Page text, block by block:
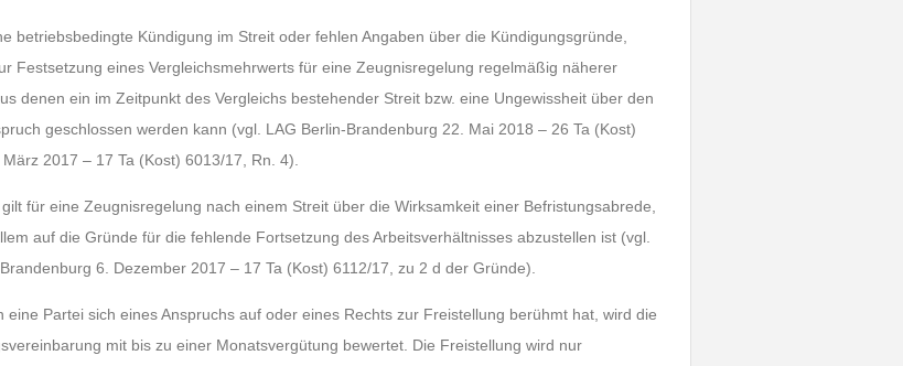
betriebsbedingte Kündigung im Streit oder fehlen Angaben über die Kündigungsgründe,
Festsetzung eines Vergleichsmehrwerts für eine Zeugnisregelung regelmäßig näherer
denen ein im Zeitpunkt des Vergleichs bestehender Streit bzw. eine Ungewissheit über den
geschlossen werden kann (vgl. LAG Berlin-Brandenburg 22. Mai 2018 – 26 Ta (Kost)
2017 – 17 Ta (Kost) 6013/17, Rn. 4).
für eine Zeugnisregelung nach einem Streit über die Wirksamkeit einer Befristungsabrede,
auf die Gründe für die fehlende Fortsetzung des Arbeitsverhältnisses abzustellen ist (vgl.
6. Dezember 2017 – 17 Ta (Kost) 6112/17, zu 2 d der Gründe).
eine Partei sich eines Anspruchs auf oder eines Rechts zur Freistellung berühmt hat, wird die
mit bis zu einer Monatsvergütung bewertet. Die Freistellung wird nur